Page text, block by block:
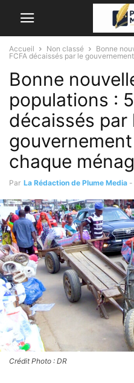
Accueil Non classé
Bonne
FCFA décaissés par le
Bonne
populations :
décaissés par
chaque
Par La Rédaction de Plume Media -
Crédit Photo : DR